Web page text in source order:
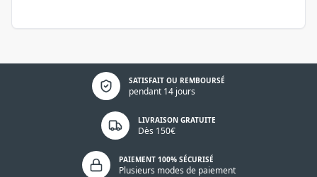
SATISFAIT OU REMBOURSÉ
pendant 14 jours
Politique de confidentialité
LIVRAISON GRATUITE
Dès 150€
PAIEMENT 100% SÉCURISÉ
Plusieurs modes de paiement